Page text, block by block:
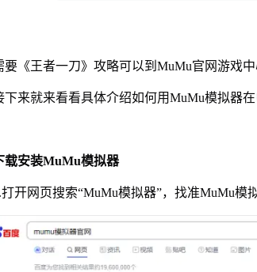
王者一刀》攻略可以到MuMu官网游戏中
就来看看具体介绍如何用MuMu模拟器在
载安装MuMu模拟器
网页搜索“MuMu模拟器”，找准MuMu模拟